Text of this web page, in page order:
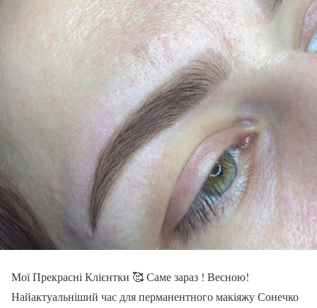
Мої Прекрасні Клієнтки 🥰 Саме зараз ! Весною!
Найактуальніший час для перманентного макіяжу Сонечко